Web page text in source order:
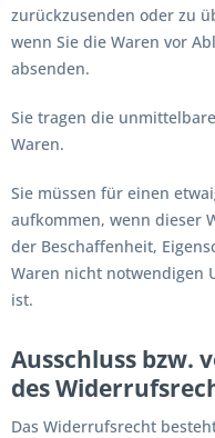
zurückzusenden oder zu
wenn Sie die Waren vor
absenden.
Sie tragen die
Waren.
Sie müssen für einen
aufkommen, wenn dieser
der Beschaffenheit,
Waren nicht notwendigen
ist.
Ausschluss bzw.
des
Das Widerrufsrecht